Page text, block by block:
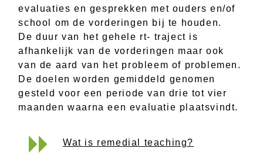
evaluaties en gesprekken met ouders en/of
school om de vorderingen bij te houden.
De duur van het gehele rt- traject is
afhankelijk van de vorderingen maar ook
van de aard van het probleem of problemen.
De doelen worden gemiddeld genomen
gesteld voor een periode van drie tot vier
maanden waarna een evaluatie plaatsvindt.
Wat is remedial teaching?